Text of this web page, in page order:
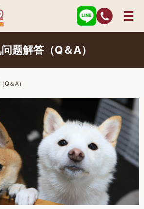
题解答（Q＆A）
Q＆A）